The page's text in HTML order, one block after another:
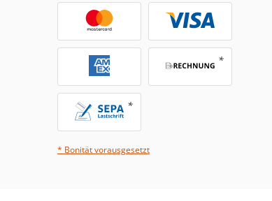
* Bonität vorausgesetzt